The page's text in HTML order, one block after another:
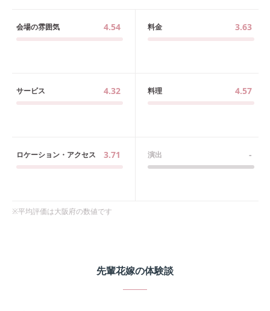
会場の雰囲気 4.54 料金 3.63
サービス 4.32 料理 4.57
ロケーション・アクセス 3.71 演出 -
※平均評価は大阪府の数値です
先輩花嫁の体験談